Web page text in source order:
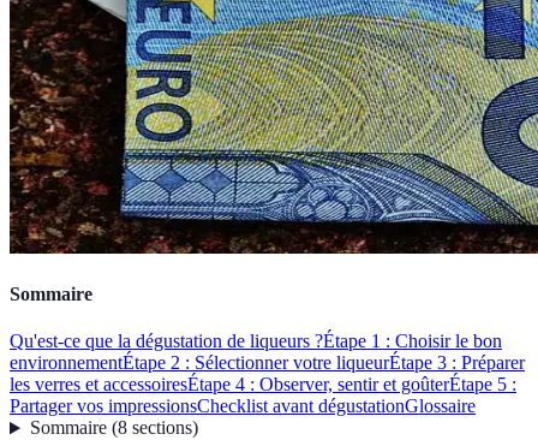
Sommaire
Qu'est-ce que la dégustation de liqueurs ?Étape 1 : Choisir le bon
environnementÉtape 2 : Sélectionner votre liqueurÉtape 3 : Préparer
les verres et accessoiresÉtape 4 : Observer, sentir et goûterÉtape 5 :
Partager vos impressionsChecklist avant dégustationGlossaire
Sommaire(8 sections)